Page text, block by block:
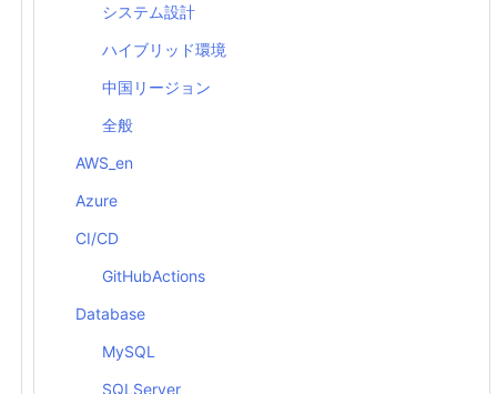
システム設計
ハイブリッド環境
中国リージョン
全般
AWS_en
Azure
CI/CD
GitHubActions
Database
MySQL
SQLServer